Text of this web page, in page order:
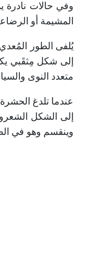
وفي حالات نادرة
المشيمة أو
إلى شكل مِثقَبي
متعدد النوى
عندما تلدغ
وينقسم وهو في